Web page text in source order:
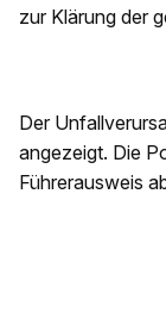
zur Klärung der
Der
angezeigt. Die
Führerausweis